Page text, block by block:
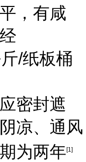
，有咸
/纸板桶
密封遮
凉、通风
为两年[1]